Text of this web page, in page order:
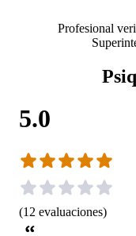
Profesional
5.0
(12 evaluaciones)